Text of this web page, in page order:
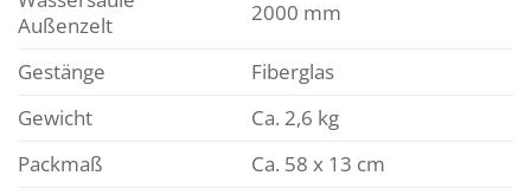
Außenzelt
2000 mm
Gestänge
Fiberglas
Gewicht
Ca. 2,6 kg
Packmaß
Ca. 58 x 13 cm